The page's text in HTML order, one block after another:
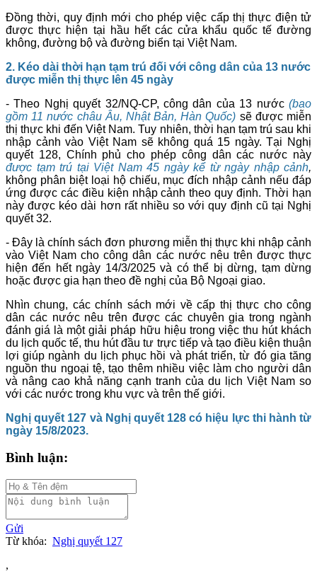
Đồng thời, quy định mới cho phép việc cấp thị thực điện tử
được thực hiện tại hầu hết các cửa khẩu quốc tế đường
không, đường bộ và đường biển tại Việt Nam.
2. Kéo dài thời hạn tạm trú đối với công dân của 13 nước
được miễn thị thực lên 45 ngày
- Theo Nghị quyết 32/NQ-CP, công dân của 13 nước (bao
gồm 11 nước châu Âu, Nhật Bản, Hàn Quốc) sẽ được miễn
thị thực khi đến Việt Nam. Tuy nhiên, thời hạn tạm trú sau khi
nhập cảnh vào Việt Nam sẽ không quá 15 ngày. Tại Nghị
quyết 128, Chính phủ cho phép công dân các nước này
được tạm trú tại Việt Nam 45 ngày kể từ ngày nhập cảnh,
không phân biệt loại hộ chiếu, mục đích nhập cảnh nếu đáp
ứng được các điều kiện nhập cảnh theo quy định. Thời hạn
này được kéo dài hơn rất nhiều so với quy định cũ tại Nghị
quyết 32.
- Đây là chính sách đơn phương miễn thị thực khi nhập cảnh
vào Việt Nam cho công dân các nước nêu trên được thực
hiện đến hết ngày 14/3/2025 và có thể bị dừng, tạm dừng
hoặc được gia hạn theo đề nghị của Bộ Ngoại giao.
Nhìn chung, các chính sách mới về cấp thị thực cho công
dân các nước nêu trên được các chuyên gia trong ngành
đánh giá là một giải pháp hữu hiệu trong việc thu hút khách
du lịch quốc tế, thu hút đầu tư trực tiếp và tạo điều kiện thuận
lợi giúp ngành du lịch phục hồi và phát triển, từ đó gia tăng
nguồn thu ngoại tệ, tạo thêm nhiều việc làm cho người dân
và nâng cao khả năng cạnh tranh của du lịch Việt Nam so
với các nước trong khu vực và trên thế giới.
Nghị quyết 127 và Nghị quyết 128 có hiệu lực thi hành từ
ngày 15/8/2023.
Bình luận:
Gửi
Từ khóa: Nghị quyết 127
,